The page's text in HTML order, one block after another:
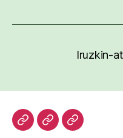
Iruzkin-
HasieraKazetari
Patxi